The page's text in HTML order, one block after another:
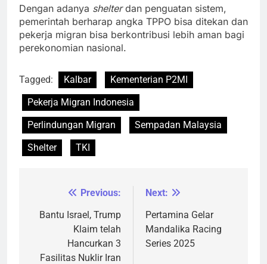
Dengan adanya shelterdan penguatan sistem,
pemerintah berharap angka TPPO bisa ditekan dan
pekerja migran bisa berkontribusi lebih aman bagi
perekonomian nasional.
Tagged: Kalbar
Kementerian P2MI
Pekerja Migran Indonesia
Perlindungan Migran
Sempadan Malaysia
Shelter
TKI
Navigasi
pos
Previous:
Bantu Israel, Trump
Klaim telah
Hancurkan 3
Fasilitas Nuklir Iran
Next:
Pertamina Gelar
Mandalika Racing
Series 2025